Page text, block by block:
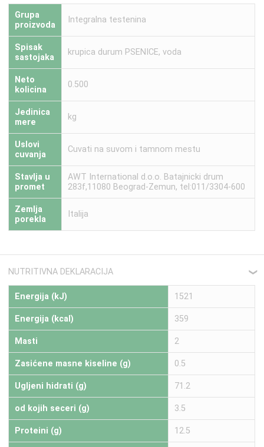
Grupa
proizvoda
Integralna testenina
Spisak
sastojaka
krupica durum PSENICE, voda
Neto
kolicina
0.500
Jedinica
mere
kg
Uslovi
cuvanja
Cuvati na suvom i tamnom mestu
Stavlja u
promet
AWT International d.o.o. Batajnicki drum
283f,11080 Beograd-Zemun, tel:011/3304-600
Zemlja
porekla
Italija
NUTRITIVNA DEKLARACIJA ❮
Energija (kJ) 1521
Energija (kcal) 359
Masti 2
Zasićene masne kiseline (g) 0.5
Ugljeni hidrati (g) 71.2
od kojih seceri (g) 3.5
Proteini (g) 12.5